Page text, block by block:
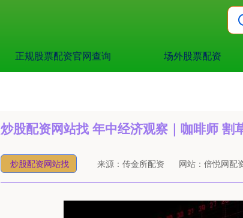
正规股票配资官网查询 场外股票配资
炒股配资网站找 年中经济观察｜咖啡师 割
炒股配资网站找 来源：传金所配资 网站：倍悦网配